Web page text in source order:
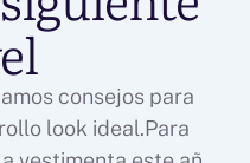
consejos para
look ideal.Para